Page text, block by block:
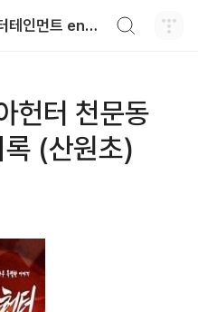
와일드진생WG엔터테인먼트 entertainment
헌터 천문동
(산원초)